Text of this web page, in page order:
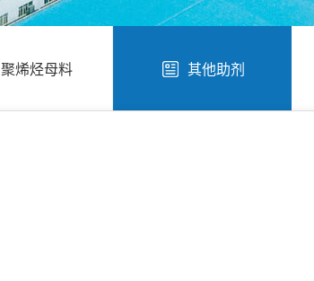
聚烯烃母料 其他助剂